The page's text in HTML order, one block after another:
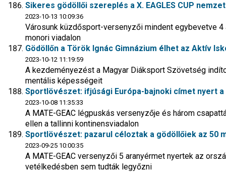
Sikeres gödöllői szereplés a X. EAGLES CUP
2023-10-13 10:09:36
Városunk küzdősport-versenyzői mindent egybevetve
monori viadalon
Gödöllőn a Török Ignác Gimnázium élhet az Aktív
2023-10-12 11:19:59
A kezdeményezést a Magyar Diáksport Szövetség
mentális képességeit
Sportlövészet: ifjúsági Európa-bajnoki címet nyert
2023-10-08 11:35:33
A MATE-GEAC légpuskás versenyzője és három
ellen a tallinni kontinensviadalon
Sportlövészet: pazarul céloztak a gödöllőiek az 50
2023-09-25 10:00:35
A MATE-GEAC versenyzői 5 aranyérmet nyertek az
vetélkedésben sem tudták legyőzni